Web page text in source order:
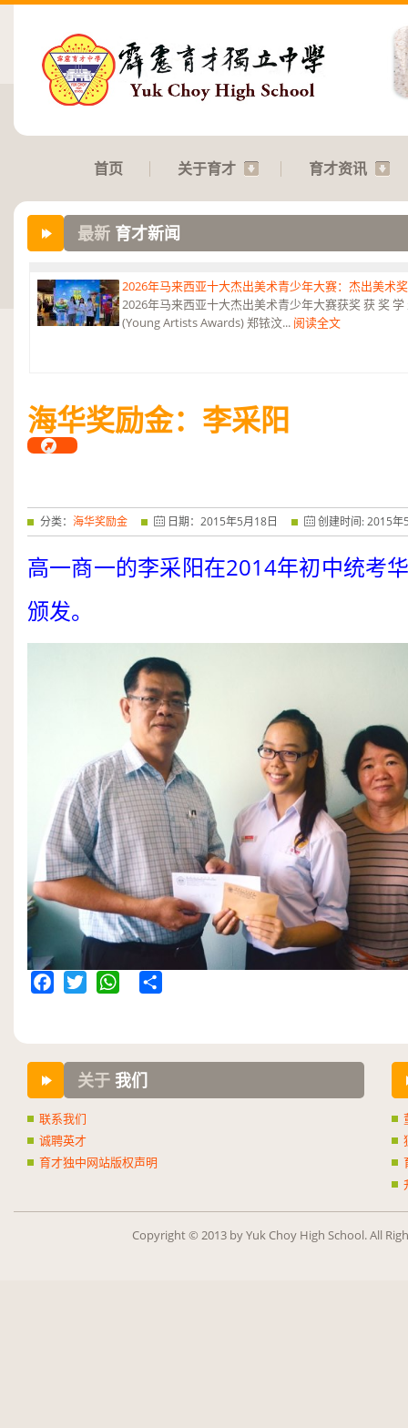
首页 关于育才 育才资讯
最新 育才新闻
恭贺本校庄浩霖同学荣获第六届“中华翰墨情”佛港澳台侨
——特优奖... 阅读全文
2026年马来西亚十大杰出美术青少年大赛：杰出美术
2026年马来西亚十大杰出美术青少年大赛获奖 获 奖
(Young Artists Awards) 郑铱汶... 阅读全文
海华奖励金：李采阳
分类： 海华奖励金 日期： 2015年5月18日 创建时间:2015年
高一商一的李采阳在2014年初中统考
颁发。
关于 我们
联系我们
诚聘英才
育才独中网站版权声明
Copy­right © 2013 by Yuk Choy High School. All